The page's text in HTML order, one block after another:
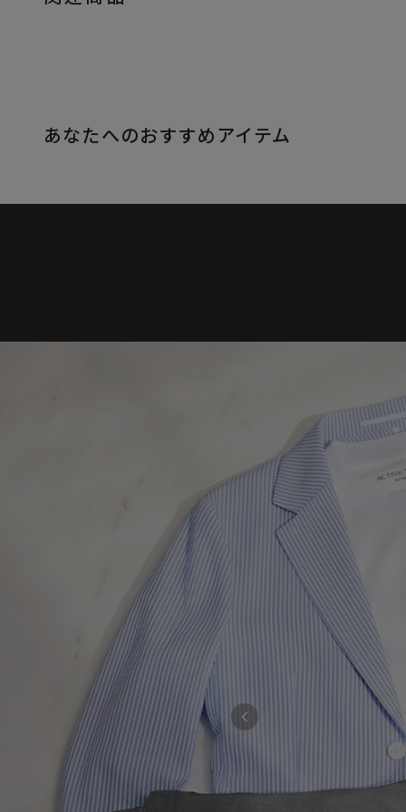
あなたへのおすすめアイテム